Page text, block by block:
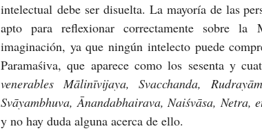
intelectual debe ser disuelta. La mayoría de las
apto para reflexionar correctamente sobre
imaginación, ya que ningún intelecto puede
Paramaśiva, que aparece como los sesenta y
venerables Mālinīvijaya, Svacchanda,
Svāyambhuva, Ānandabhairava, Naiśvāsa, Netra,
y no hay duda alguna acerca de ello.